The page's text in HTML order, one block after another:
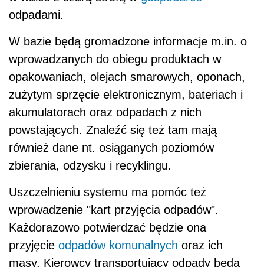
odpadami.
W bazie będą gromadzone informacje m.in. o
wprowadzanych do obiegu produktach w
opakowaniach, olejach smarowych, oponach,
zużytym sprzęcie elektronicznym, bateriach i
akumulatorach oraz odpadach z nich
powstających. Znaleźć się też tam mają
również dane nt. osiąganych poziomów
zbierania, odzysku i recyklingu.
Uszczelnieniu systemu ma pomóc też
wprowadzenie "kart przyjęcia odpadów".
Każdorazowo potwierdzać będzie ona
przyjęcie odpadów komunalnych oraz ich
masy. Kierowcy transportujący odpady będą